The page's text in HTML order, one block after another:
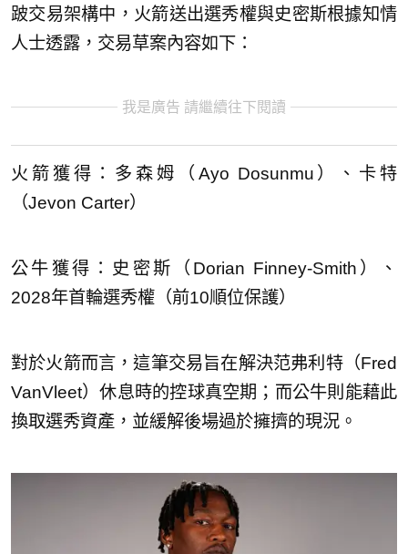
跛交易架構中，火箭送出選秀權與史密斯根據知情
人士透露，交易草案內容如下：
我是廣告 請繼續往下閱讀
火箭獲得：多森姆（Ayo Dosunmu）、卡特
（Jevon Carter）
公牛獲得：史密斯（Dorian Finney-Smith）、
2028年首輪選秀權（前10順位保護）
對於火箭而言，這筆交易旨在解決范弗利特（Fred
VanVleet）休息時的控球真空期；而公牛則能藉此
換取選秀資產，並緩解後場過於擁擠的現況。